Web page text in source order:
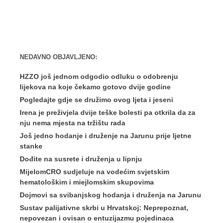
NEDAVNO OBJAVLJENO:
HZZO još jednom odgodio odluku o odobrenju
lijekova na koje čekamo gotovo dvije godine
Pogledajte gdje se družimo ovog ljeta i jeseni
Irena je preživjela dvije teške bolesti pa otkrila da za
nju nema mjesta na tržištu rada
Još jedno hodanje i druženje na Jarunu prije ljetne
stanke
Dođite na susrete i druženja u lipnju
MijelomCRO sudjeluje na vodećim svjetskim
hematološkim i miejlomskim skupovima
Dojmovi sa svibanjskog hodanja i druženja na Jarunu
Sustav palijativne skrbi u Hrvatskoj: Neprepoznat,
nepovezan i ovisan o entuzijazmu pojedinaca